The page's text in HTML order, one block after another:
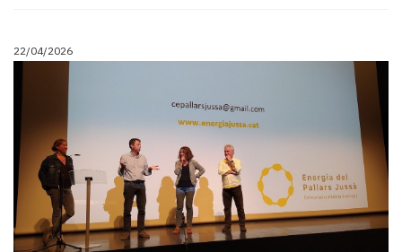
22/04/2026